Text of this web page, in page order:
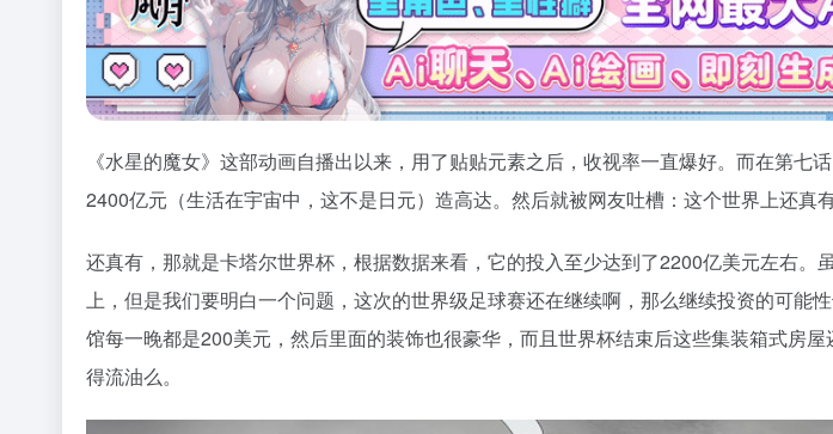
《水星的魔女》这部动画自播出以来，用了贴贴元素之后，收视率一直爆好。而在第七
2400亿元（生活在宇宙中，这不是日元）造高达。然后就被网友吐槽：这个世界上还真
还真有，那就是卡塔尔世界杯，根据数据来看，它的投入至少达到了2200亿美元左右。
上，但是我们要明白一个问题，这次的世界级足球赛还在继续啊，那么继续投资的可能
馆每一晚都是200美元，然后里面的装饰也很豪华，而且世界杯结束后这些集装箱式房
得流油么。